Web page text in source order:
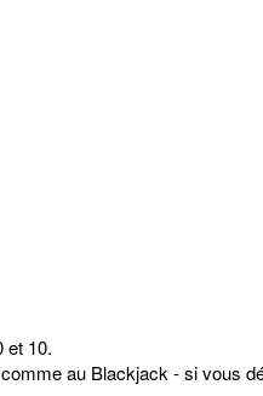
et 10.
au Blackjack - si vous